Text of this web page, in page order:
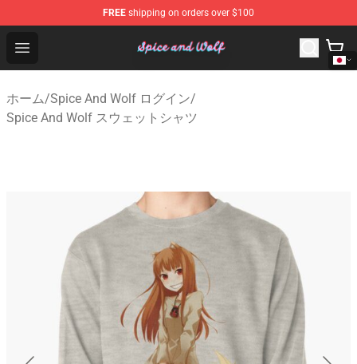
FREE shipping on orders over $100
Open menu
Spice And Wolf Store - Official Spice And Wolf
ホーム/Spice And Wolf ログイン/
Spice And Wolf スウェットシャツ